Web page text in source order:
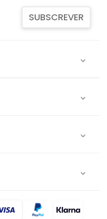
SUBSCREVER